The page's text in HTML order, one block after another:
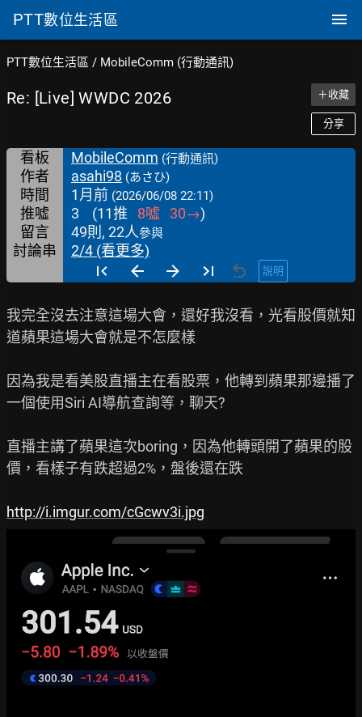
PTT數位生活區
PTT數位生活區 / MobileComm (行動通訊)
Re: [Live] WWDC 2026 ＋收藏
分享
看板 MobileComm (行動通訊)
作者 asahi98 (あさひ)
時間 1月前 (2026/06/08 22:11)
推噓 3 (11推 8噓 30→)
留言
49則, 22人參與
討論串 2/4 (看更多)
說明
我完全沒去注意這場大會，還好我沒看，光看股價就知
道蘋果這場大會就是不怎麼樣
因為我是看美股直播主在看股票，他轉到蘋果那邊播了
一個使用Siri AI導航查詢等，聊天?
直播主講了蘋果這次boring，因為他轉頭開了蘋果的股
價，看樣子有跌超過2%，盤後還在跌
http://i.imgur.com/cGcwv3i.jpg